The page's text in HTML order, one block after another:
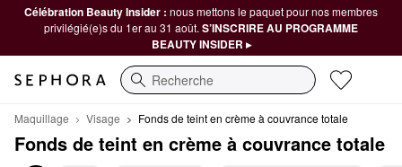
Célébration Beauty Insider : nous mettons le paquet pour nos membres
privilégié(e)s du 1er au 31 août. S’INSCRIRE AU PROGRAMME
BEAUTY INSIDER ▸
Recherche
Maquillage Visage Fonds de teint en crème à couvrance totale
Fonds de teint en crème à couvrance totale